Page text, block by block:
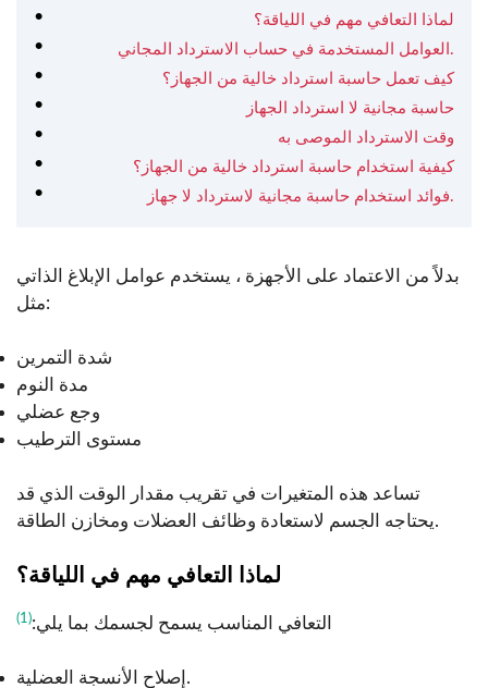
لماذا التعافي مهم في اللياقة؟
العوامل المستخدمة في حساب الاسترداد المجاني.
كيف تعمل حاسبة استرداد خالية من الجهاز؟
حاسبة مجانية لا استرداد الجهاز
وقت الاسترداد الموصى به
كيفية استخدام حاسبة استرداد خالية من الجهاز؟
فوائد استخدام حاسبة مجانية لاسترداد لا جهاز.
بدلاً من الاعتماد على الأجهزة ، يستخدم عوامل الإبلاغ الذاتي
مثل:
شدة التمرين
مدة النوم
وجع عضلي
مستوى الترطيب
تساعد هذه المتغيرات في تقريب مقدار الوقت الذي قد
يحتاجه الجسم لاستعادة وظائف العضلات ومخازن الطاقة.
لماذا التعافي مهم في اللياقة؟
التعافي المناسب يسمح لجسمك بما يلي:(1)
إصلاح الأنسجة العضلية.